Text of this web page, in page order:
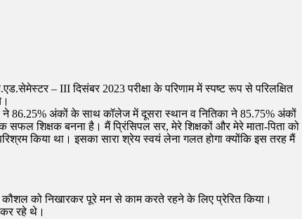
– III दिसंबर 2023 परीक्षा के परिणाम में स्पष्ट रूप से परिलक्षित
ने 86.25% अंकों के साथ कॉलेज में दूसरा स्थान व नितिका ने 85.75% अंकों
शिक्षक बनना है। मैं प्रिंसिपल सर, मेरे शिक्षकों और मेरे माता-पिता को
किया था। इसका सारा श्रेय स्वयं लेना गलत होगा क्योंकि इस तरह मैं
कौशल को निखारकर पूरे मन से काम करते रहने के लिए प्रेरित किया।
कर रहे थे।